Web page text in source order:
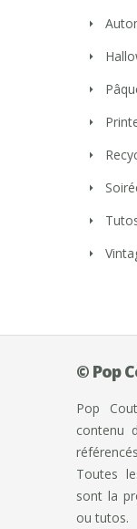
© Pop
Pop
contenu
Toutes
sont la
ou tutos.